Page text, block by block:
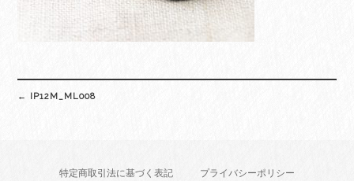
navigation
← IP12M_ML008
特定商取引法に基づく表記
プライバシーポリシー